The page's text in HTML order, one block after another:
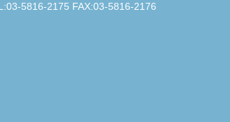
5816-2175 FAX:03-5816-2176